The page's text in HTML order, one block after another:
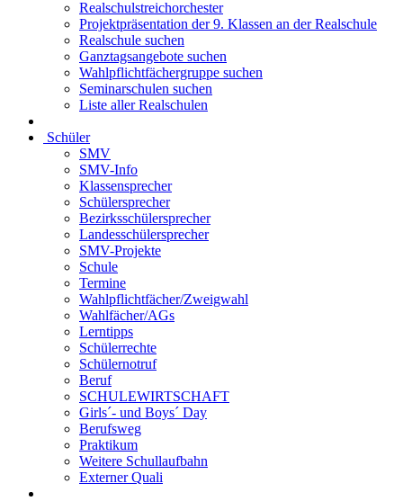
Realschulstreichorchester
Projektpräsentation der 9. Klassen an der Realschule
Realschule suchen
Ganztagsangebote suchen
Wahlpflichtfächergruppe suchen
Seminarschulen suchen
Liste aller Realschulen
Schüler
SMV
SMV-Info
Klassensprecher
Schülersprecher
Bezirksschülersprecher
Landesschülersprecher
SMV-Projekte
Schule
Termine
Wahlpflichtfächer/Zweigwahl
Wahlfächer/AGs
Lerntipps
Schülerrechte
Schülernotruf
Beruf
SCHULEWIRTSCHAFT
Girls´- und Boys´ Day
Berufsweg
Praktikum
Weitere Schullaufbahn
Externer Quali